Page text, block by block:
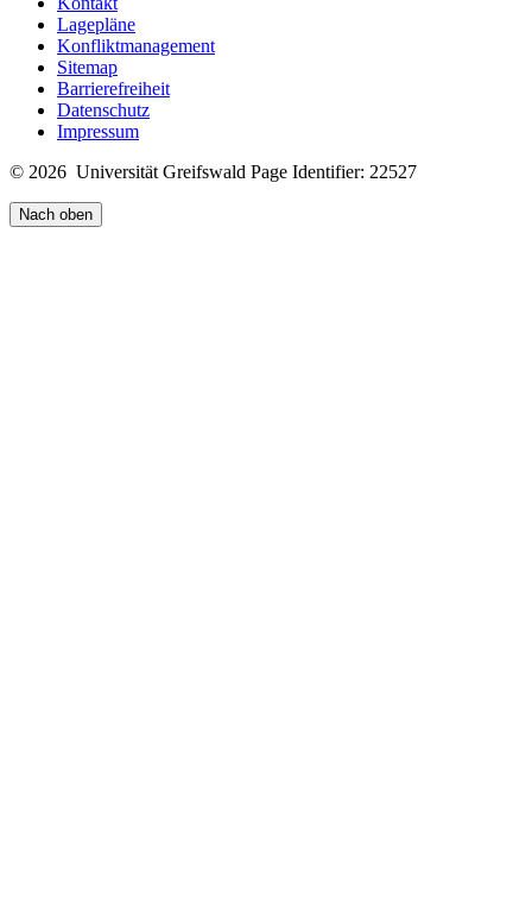
Lagepläne
Konfliktmanagement
Sitemap
Barrierefreiheit
Datenschutz
Impressum
© 2026 Universität Greifswald Page Identifier: 22527
Nach oben